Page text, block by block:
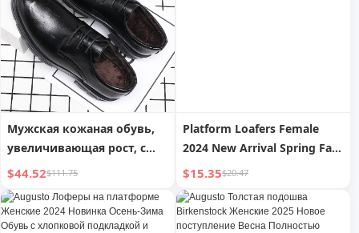
Мужская кожаная обувь,
увеличивающая рост, с
толстой подошвой 10 см,
для делового
официального стиля
$44.52$111.75
Platform Loafers Female
2024 New Arrival Spring Fall
and Winter This Year s
Popular Retro Work Clothing
Increased by British Leather
Shoes
$15.35$20.47